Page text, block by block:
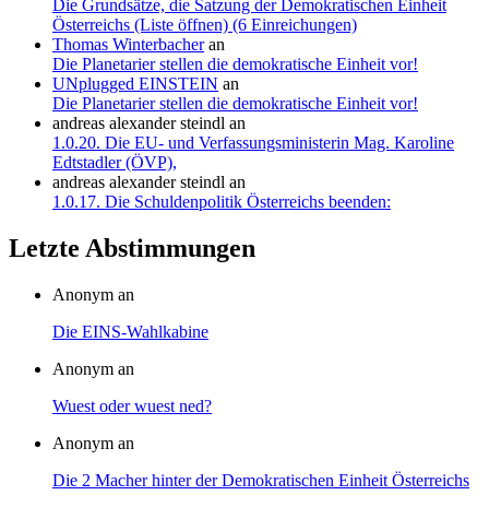
Die Grundsätze, die Satzung der Demokratischen Einheit
Österreichs (Liste öffnen) (6 Einreichungen)
Thomas Winterbacheran
Die Planetarier stellen die demokratische Einheit vor!
UNplugged EINSTEIN an
Die Planetarier stellen die demokratische Einheit vor!
andreas alexander steindl an
1.0.20. Die EU- und Verfassungsministerin Mag. Karoline
Edtstadler (ÖVP),
andreas alexander steindl an
1.0.17. Die Schuldenpolitik Österreichs beenden:
Letzte Abstimmungen
Anonym an
Die EINS-Wahlkabine
Anonym an
Wuest oder wuest ned?
Anonym an
Die 2 Macher hinter der Demokratischen Einheit Österreichs